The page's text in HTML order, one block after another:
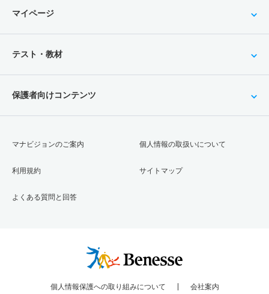
マイページ
テスト・教材
保護者向けコンテンツ
マナビジョンのご案内
利用規約
よくある質問と回答
個人情報の取扱いについて
サイトマップ
個人情報保護への取り組みについて 会社案内